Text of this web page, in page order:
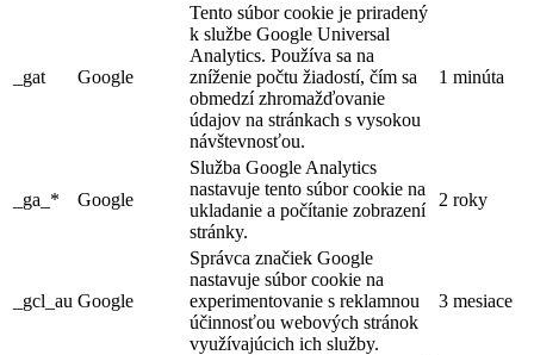
_gat Google
Tento súbor cookie je priradený
k službe Google Universal
Analytics. Používa sa na
zníženie počtu žiadostí, čím sa
obmedzí zhromažďovanie
údajov na stránkach s vysokou
návštevnosťou.
1 minúta
_ga_* Google
Služba Google Analytics
nastavuje tento súbor cookie na
ukladanie a počítanie zobrazení
stránky.
2 roky
_gcl_au Google
Správca značiek Google
nastavuje súbor cookie na
experimentovanie s reklamnou
účinnosťou webových stránok
využívajúcich ich služby.
3 mesiace